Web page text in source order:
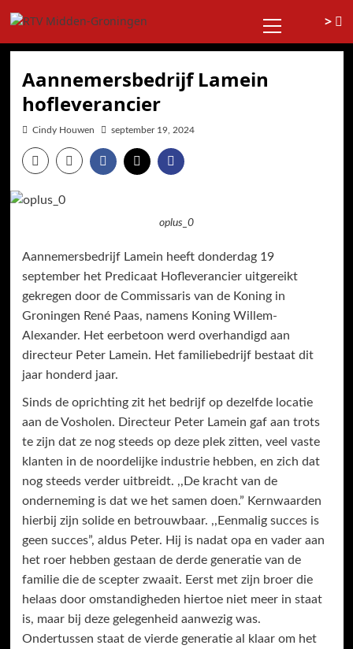
naar
de
menu
>
Aannemersbedrijf Lamein
hofleverancier
Cindy Houwen september 19, 2024
oplus_0
Aannemersbedrijf Lamein heeft donderdag 19
september het Predicaat Hofleverancier uitgereikt
gekregen door de Commissaris van de Koning in
Groningen René Paas, namens Koning Willem-
Alexander. Het eerbetoon werd overhandigd aan
directeur Peter Lamein. Het familiebedrijf bestaat dit
jaar honderd jaar.
Sinds de oprichting zit het bedrijf op dezelfde locatie
aan de Vosholen. Directeur Peter Lamein gaf aan trots
te zijn dat ze nog steeds op deze plek zitten, veel vaste
klanten in de noordelijke industrie hebben, en zich dat
nog steeds verder uitbreidt. ,,De kracht van de
onderneming is dat we het samen doen.” Kernwaarden
hierbij zijn solide en betrouwbaar. ,,Eenmalig succes is
geen succes”, aldus Peter. Hij is nadat opa en vader aan
het roer hebben gestaan de derde generatie van de
familie die de scepter zwaait. Eerst met zijn broer die
helaas door omstandigheden hiertoe niet meer in staat
is, maar bij deze gelegenheid aanwezig was.
Ondertussen staat de vierde generatie al klaar om het